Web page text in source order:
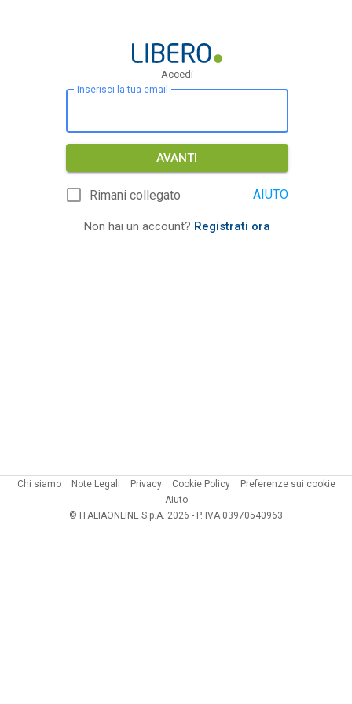
Accedi
Inserisci la tua email
AVANTI
Rimani collegato AIUTO
Non hai un account? Registrati ora
Chi siamo Note Legali Privacy Cookie Policy
Preferenze sui cookie
Aiuto
© ITALIAONLINE S.p.A. 2026 - P. IVA 03970540963